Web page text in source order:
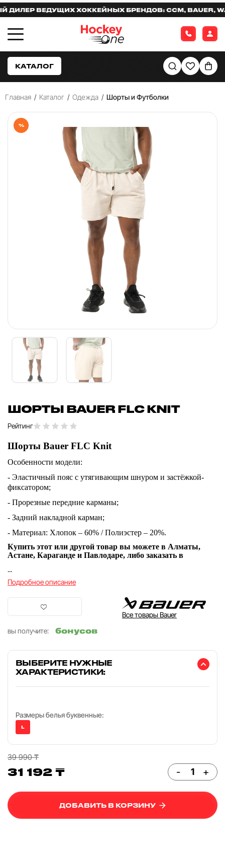
ВЕДУЩИХ ХОККЕЙНЫХ БРЕНДОВ: CCM, BAUER,
КАТАЛОГ
Главная / Каталог / Одежда / Шорты и Футболки
%
ШОРТЫ BAUER FLC KNIT
Рейтинг
Шорты Bauer FLC Knit
Особенности модели:
- Эластичный пояс с утягивающим шнуром и застёжкой-
фиксатором;
- Прорезные передние карманы;
- Задний накладной карман;
- Материал: Хлопок – 60% / Полиэстер – 20%.
Купить этот или другой товар вы можете в Алматы,
Астане, Караганде и Павлодаре, либо заказать в
...
Подробное описание
Все товары Bauer
вы получите:
бонусов
ВЫБЕРИТЕ НУЖНЫЕ
ХАРАКТЕРИСТИКИ:
Размеры белья буквенные:
L
39 990 ₸
31 192 ₸ - +
ДОБАВИТЬ В КОРЗИНУ